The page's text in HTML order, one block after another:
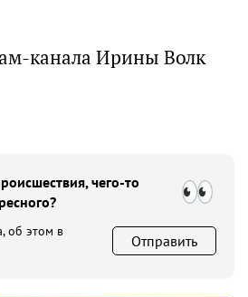
канала Ирины Волк
чего-то
об этом в
Отправить